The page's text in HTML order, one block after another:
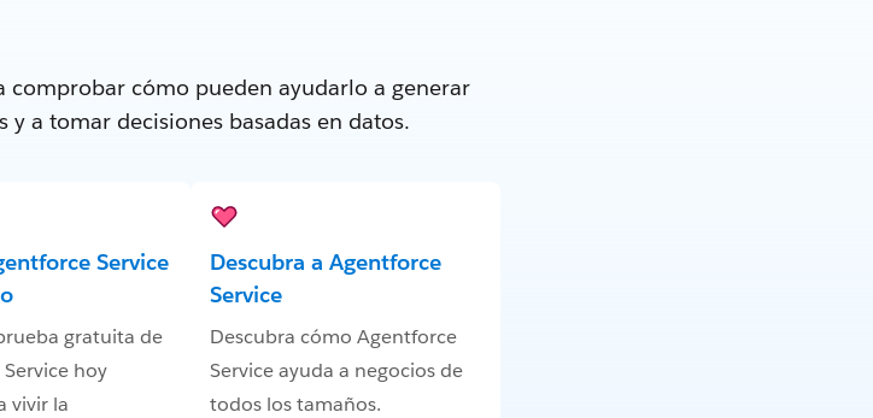
comprobar cómo pueden ayudarlo a generar
a tomar decisiones basadas en datos.
Service
gratuita de
hoy
vivir la
Descubra a Agentforce
Service
Descubra cómo Agentforce
Service ayuda a negocios de
todos los tamaños.